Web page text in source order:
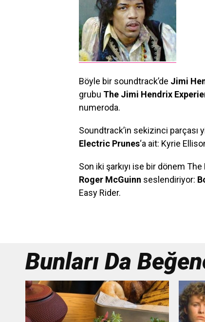
Böyle bir soundtrack’de Jimi
grubu The Jimi Hendrix
numeroda.
Soundtrack’in sekizinci parçası
Electric Prunes‘a ait: Kyrie
Son iki şarkıyı ise bir dönem
Roger McGuinn seslendiriyor:
Easy Rider.
Bunları Da